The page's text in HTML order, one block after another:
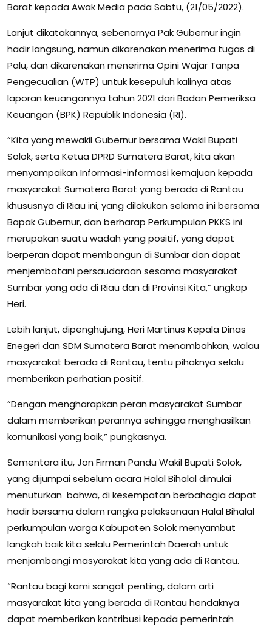
Barat kepada Awak Media pada Sabtu, (21/05/2022).
Lanjut dikatakannya, sebenarnya Pak Gubernur ingin
hadir langsung, namun dikarenakan menerima tugas di
Palu, dan dikarenakan menerima Opini Wajar Tanpa
Pengecualian (WTP) untuk kesepuluh kalinya atas
laporan keuangannya tahun 2021 dari Badan Pemeriksa
Keuangan (BPK) Republik Indonesia (RI).
“Kita yang mewakil Gubernur bersama Wakil Bupati
Solok, serta Ketua DPRD Sumatera Barat, kita akan
menyampaikan Informasi-informasi kemajuan kepada
masyarakat Sumatera Barat yang berada di Rantau
khususnya di Riau ini, yang dilakukan selama ini bersama
Bapak Gubernur, dan berharap Perkumpulan PKKS ini
merupakan suatu wadah yang positif, yang dapat
berperan dapat membangun di Sumbar dan dapat
menjembatani persaudaraan sesama masyarakat
Sumbar yang ada di Riau dan di Provinsi Kita,” ungkap
Heri.
Lebih lanjut, dipenghujung, Heri Martinus Kepala Dinas
Enegeri dan SDM Sumatera Barat menambahkan, walau
masyarakat berada di Rantau, tentu pihaknya selalu
memberikan perhatian positif.
“Dengan mengharapkan peran masyarakat Sumbar
dalam memberikan perannya sehingga menghasilkan
komunikasi yang baik,” pungkasnya.
Sementara itu, Jon Firman Pandu Wakil Bupati Solok,
yang dijumpai sebelum acara Halal Bihalal dimulai
menuturkan bahwa, di kesempatan berbahagia dapat
hadir bersama dalam rangka pelaksanaan Halal Bihalal
perkumpulan warga Kabupaten Solok menyambut
langkah baik kita selalu Pemerintah Daerah untuk
menjambangi masyarakat kita yang ada di Rantau.
“Rantau bagi kami sangat penting, dalam arti
masyarakat kita yang berada di Rantau hendaknya
dapat memberikan kontribusi kepada pemerintah